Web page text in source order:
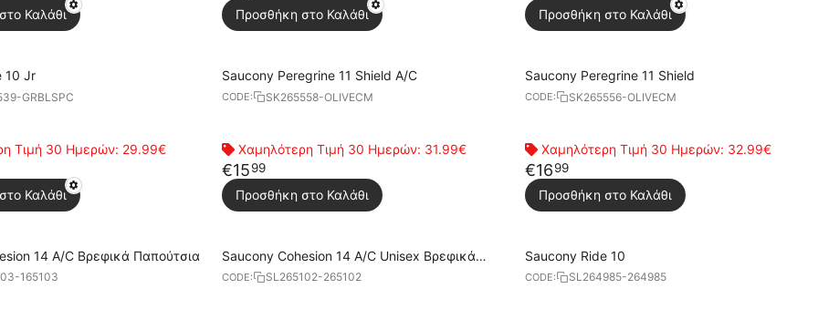
Καλάθι Προσθήκη στο Καλάθι Προσθήκη στο Καλάθι
10 Jr
GRBLSPC
Τιμή 30 Ημερών: 29.99€
Καλάθι
Saucony Peregrine 11 Shield A/C
CODE: SK265558-OLIVECM
Χαμηλότερη Τιμή 30 Ημερών: 31.99€
€1599
Προσθήκη στο Καλάθι
Saucony Peregrine 11 Shield
CODE: SK265556-OLIVECM
Χαμηλότερη Τιμή 30 Ημερών: 32.99€
€1699
Προσθήκη στο Καλάθι
14 A/C Βρεφικά Παπούτσια
165103
Saucony Cohesion 14 A/C Unisex Βρεφικά
Παπούτσια
CODE: SL265102-265102
Saucony Ride 10
CODE: SL264985-264985